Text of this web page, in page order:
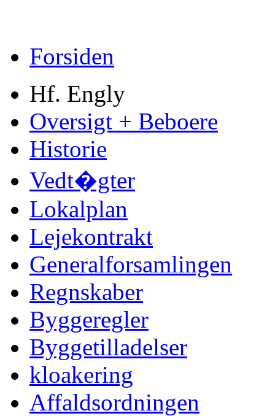
Forsiden
Hf. Engly
Oversigt + Beboere
Historie
Vedt�gter
Lokalplan
Lejekontrakt
Generalforsamlingen
Regnskaber
Byggeregler
Byggetilladelser
kloakering
Affaldsordningen